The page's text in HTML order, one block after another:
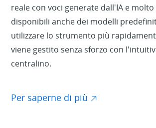
reale con voci generate dall'IA e
disponibili anche dei modelli
utilizzare lo strumento più
viene gestito senza sforzo con
centralino.
Per saperne di più